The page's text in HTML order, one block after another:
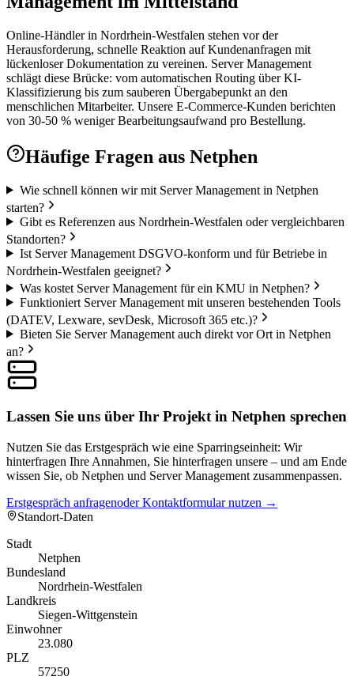
Online-Händler in Nordrhein-Westfalen stehen vor der
Herausforderung, schnelle Reaktion auf Kundenanfragen mit
lückenloser Dokumentation zu vereinen. Server Management
schlägt diese Brücke: vom automatischen Routing über KI-
Klassifizierung bis zum sauberen Übergabepunkt an den
menschlichen Mitarbeiter. Unsere E-Commerce-Kunden berichten
von 30-50 % weniger Bearbeitungsaufwand pro Bestellung.
Häufige Fragen aus Netphen
Wie schnell können wir mit Server Management in Netphen
starten?
Gibt es Referenzen aus Nordrhein-Westfalen oder vergleichbaren
Standorten?
Ist Server Management DSGVO-konform und für Betriebe in
Nordrhein-Westfalen geeignet?
Was kostet Server Management für ein KMU in Netphen?
Funktioniert Server Management mit unseren bestehenden Tools
(DATEV, Lexware, sevDesk, Microsoft 365 etc.)?
Bieten Sie Server Management auch direkt vor Ort in Netphen
an?
Lassen Sie uns über Ihr Projekt in Netphen sprechen
Nutzen Sie das Erstgespräch wie eine Sparringseinheit: Wir
hinterfragen Ihre Annahmen, Sie hinterfragen unsere – und am Ende
wissen Sie, ob Netphen und Server Management zusammenpassen.
Erstgespräch anfragenoder Kontaktformular nutzen →
Standort-Daten
Stadt
Netphen
Bundesland
Nordrhein-Westfalen
Landkreis
Siegen-Wittgenstein
Einwohner
23.080
PLZ
57250